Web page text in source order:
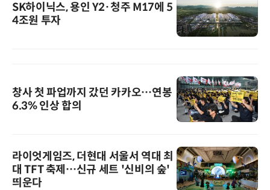
SK하이닉스, 용인 Y2·청주 M17에 5
4조원 투자
창사 첫 파업까지 갔던 카카오…연봉
6.3% 인상 합의
라이엇게임즈, 더현대 서울서 역대 최
대 TFT 축제…신규 세트 '신비의 숲'
띄운다